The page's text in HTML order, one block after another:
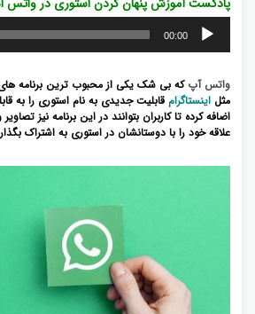
پخش‌کننده
صوت
00:00
واتس آپ که بی شک یکی از محبوب ترین برنامه
مثل اینستاگرامقابلیت جدیدی به نام استوری را به
اضافه کرده تا کاربران بتوانند در این برنامه نیز
علاقه خود را با دوستانشان در استوری به اشتراک